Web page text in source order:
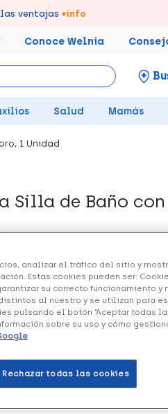
ventajas +info
aquí online.
Conoce Welnia
Salud Mamás
1 Unidad
Silla de Baño
Healthies
de Baño con Inodoro
permitiéndole hacer
Unidad
analizar el tráfico del sitio y
Estas cookies pueden ser:
su correcto funcionamiento y
al nuestro y se utilizan para
pulsando el botón “Aceptar todas
sobre su uso y cómo
Rechazar todas las cookies